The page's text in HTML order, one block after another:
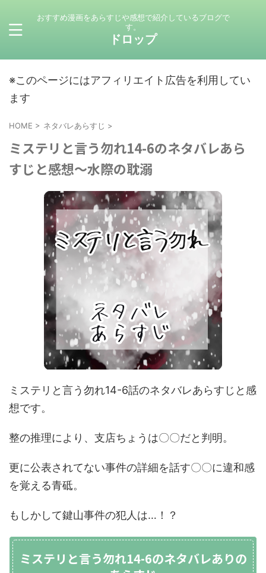
おすすめ漫画をあらすじや感想で紹介しているブログで
す。
ドロップ
※このページにはアフィリエイト広告を利用してい
ます
HOME > ネタバレあらすじ >
ミステリと言う勿れ14-6のネタバレあら
すじと感想～水際の耽溺
ミステリと言う勿れ14-6話のネタバレあらすじと感
想です。
整の推理により、支店ちょうは〇〇だと判明。
更に公表されてない事件の詳細を話す〇〇に違和感
を覚える青砥。
もしかして鍵山事件の犯人は…！？
ミステリと言う勿れ14-6のネタバレありの